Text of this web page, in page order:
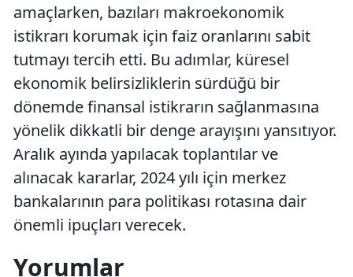
amaçlarken, bazıları makroekonomik
istikrarı korumak için faiz oranlarını sabit
tutmayı tercih etti. Bu adımlar, küresel
ekonomik belirsizliklerin sürdüğü bir
dönemde finansal istikrarın sağlanmasına
yönelik dikkatli bir denge arayışını yansıtıyor.
Aralık ayında yapılacak toplantılar ve
alınacak kararlar, 2024 yılı için merkez
bankalarının para politikası rotasına dair
önemli ipuçları verecek.
Yorumlar